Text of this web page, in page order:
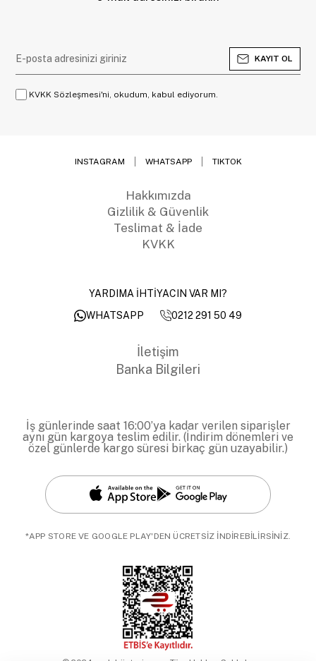
KAYIT OL
KVKK Sözleşmesi'ni, okudum, kabul ediyorum.
INSTAGRAM WHATSAPP TIKTOK
Hakkımızda
Gizlilik & Güvenlik
Teslimat & İade
KVKK
YARDIMA İHTİYACIN VAR MI?
WHATSAPP
0212 291 50 49
İletişim
Banka Bilgileri
İş günlerinde saat 16:00’ya kadar verilen siparişler
aynı gün kargoya teslim edilir. (İndirim dönemleri ve
özel günlerde kargo süresi birkaç gün uzayabilir.)
*APP STORE VE GOOGLE PLAY'DEN ÜCRETSİZ İNDİREBİLİRSİNİZ.